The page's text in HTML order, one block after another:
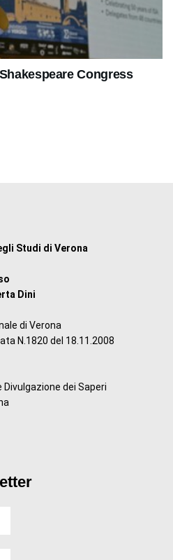
Congress
Studi di Verona
Dini
di Verona
N.1820 del 18.11.2008
Divulgazione dei Saperi